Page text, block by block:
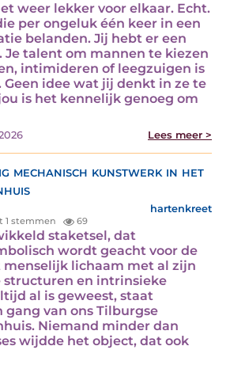
weer lekker voor elkaar. Echt.
per ongeluk één keer in een
belanden. Jij hebt er een
Je talent om mannen te kiezen
intimideren of leegzuigen is
idee wat jij denkt in ze te
is het kennelijk genoeg om
Lees meer >
mechanisch kunstwerk in het
hartenkreet
1 stemmen 69
staketsel, dat
wordt geacht voor de
menselijk lichaam met al zijn
structuren en intrinsieke
al is geweest, staat
gang van ons Tilburgse
Niemand minder dan
wijdde het object, dat ook